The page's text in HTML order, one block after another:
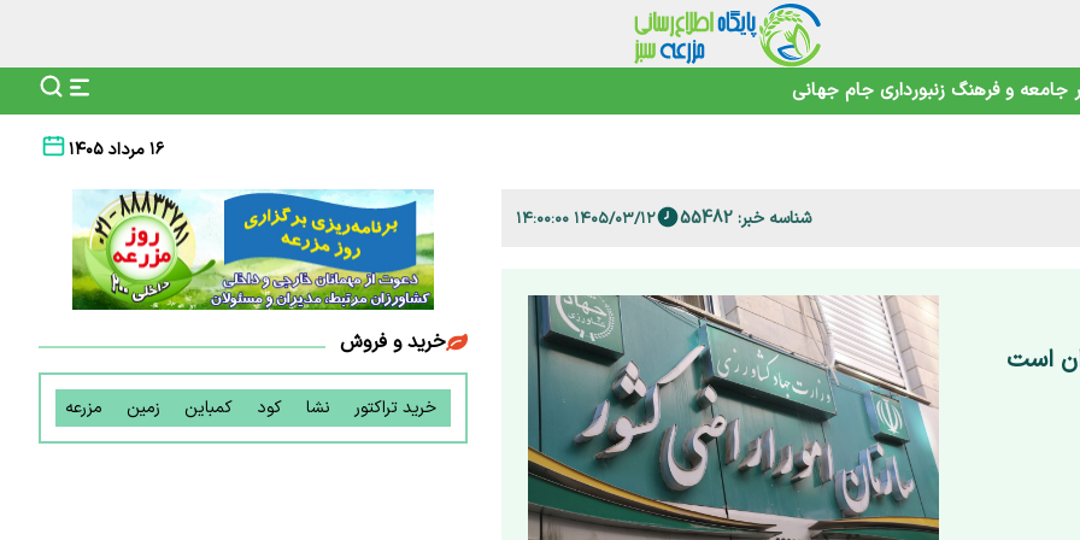
جامعه و فرهنگ زنبورداری جام جهانی
فارس
۱۶ مرداد ۱۴۰۵
شناسه خبر: 55482 ۱۴۰۵/۰۳/۱۲ ۱۴:۰۰:۰۰
است خرید و فروش
خرید تراکتور نشا کود کمباین زمین مزرعه